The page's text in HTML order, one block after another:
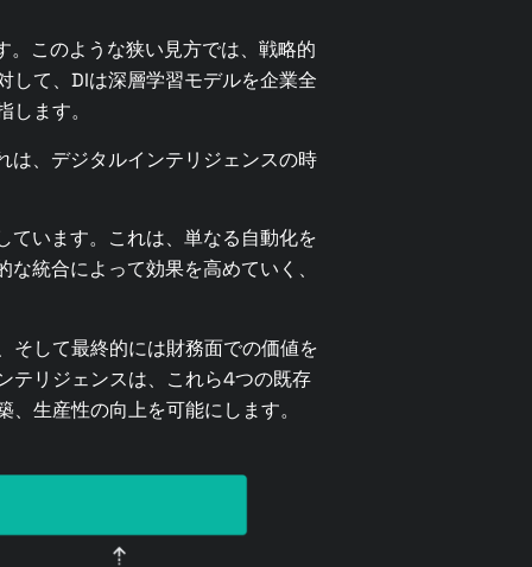
このような狭い見方では、戦略的
して、DIは深層学習モデルを企業全
ます。
は、デジタルインテリジェンスの時
ています。これは、単なる自動化を
統合によって効果を高めていく、
そして最終的には財務面での価値を
テリジェンスは、これら4つの既存
生産性の向上を可能にします。